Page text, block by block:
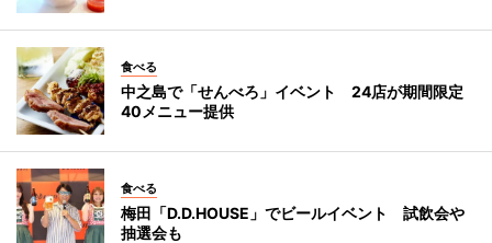
食べる
中之島で「せんべろ」イベント 24店が期間限定
40メニュー提供
食べる
梅田「D.D.HOUSE」でビールイベント 試飲会や
抽選会も